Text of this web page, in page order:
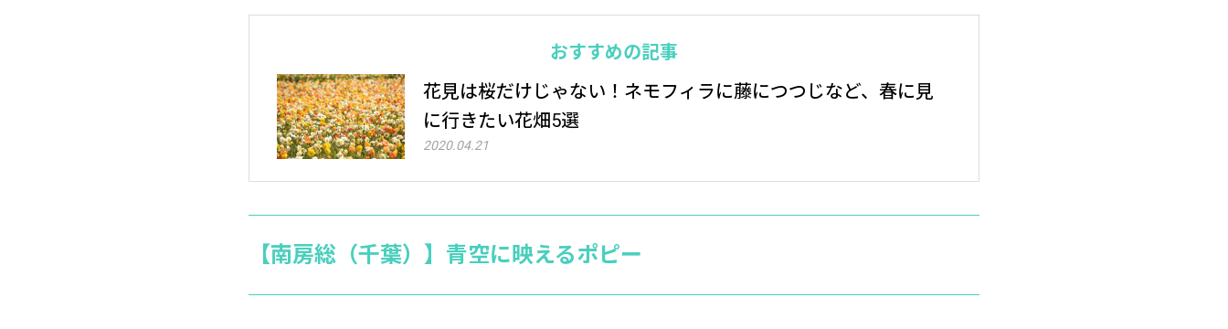
おすすめの記事
花見は桜だけじゃない！ネモフィラに藤につつじなど、春に見
に行きたい花畑5選
2020.04.21
【南房総（千葉）】青空に映えるポピー